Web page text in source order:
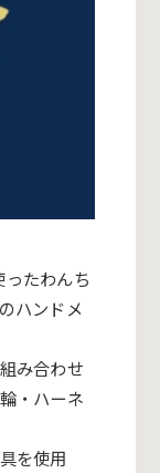
たわんち
ハンドメ
み合わせ
・ハーネ
を使用